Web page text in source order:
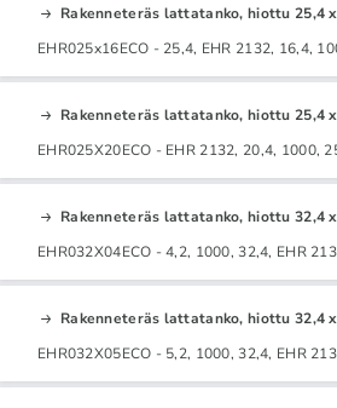
Rakenneteräs lattatanko, hiottu 25,4
EHR025x16ECO - 25,4, EHR 2132, 16,4,
Rakenneteräs lattatanko, hiottu 25,4
EHR025X20ECO - EHR 2132, 20,4, 1000,
Rakenneteräs lattatanko, hiottu 32,4
EHR032X04ECO - 4,2, 1000, 32,4, EHR
Rakenneteräs lattatanko, hiottu 32,4
EHR032X05ECO - 5,2, 1000, 32,4, EHR